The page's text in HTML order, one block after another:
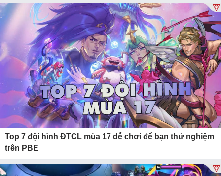
Top 7 đội hình ĐTCL mùa 17 dễ chơi để bạn thử nghiệm
trên PBE